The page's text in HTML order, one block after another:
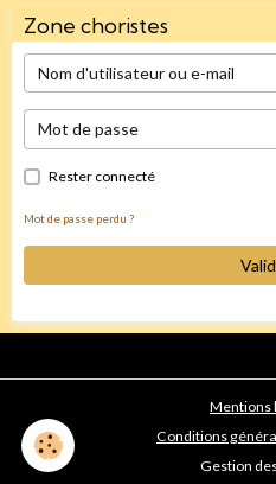
Zone choristes
Rester connecté
Mot de passe perdu ?
Mentions
Conditions
Gestion